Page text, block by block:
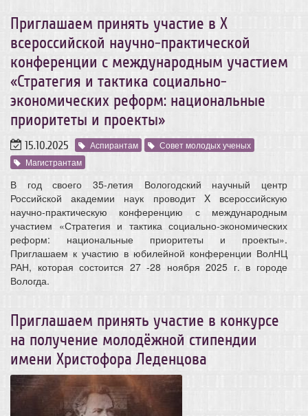
Приглашаем принять участие в X
всероссийской научно-практической
конференции с международным участием
«Стратегия и тактика социально-
экономических реформ: национальные
приоритеты и проекты»
15.10.2025 Аспирантам
Совет молодых ученых
Магистрантам
В год своего 35-летия Вологодский научный центр
Российской академии наук проводит X всероссийскую
научно-практическую конференцию с международным
участием «Стратегия и тактика социально-экономических
реформ: национальные приоритеты и проекты».
Приглашаем к участию в юбилейной конференции ВолНЦ
РАН, которая состоится 27 -28 ноября 2025 г. в городе
Вологда.
Приглашаем принять участие в конкурсе
на получение молодёжной стипендии
имени Христофора Леденцова